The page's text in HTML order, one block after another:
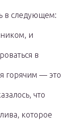
в следующем:
и
в
горячим — это
что
которое